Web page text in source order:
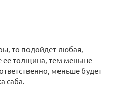
то подойдет любая,
толщина, тем меньше
меньше будет
саба.